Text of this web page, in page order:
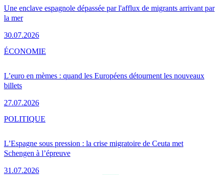
Une enclave espagnole dépassée par l'afflux de migrants arrivant par
la mer
30.07.2026
L’euro en mèmes : quand les Européens détournent les nouveaux
billets
27.07.2026
ÉCONOMIE
L’Espagne sous pression : la crise migratoire de Ceuta met
Schengen à l’épreuve
31.07.2026
POLITIQUE